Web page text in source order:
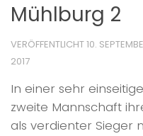
Mühlburg 2
VERÖFFENTLICHT10.
2017
In einer sehr
zweite Mannschaft
als verdienter Sieger